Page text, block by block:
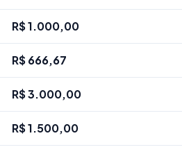
R$ 1.000,00
R$ 666,67
R$ 3.000,00
R$ 1.500,00